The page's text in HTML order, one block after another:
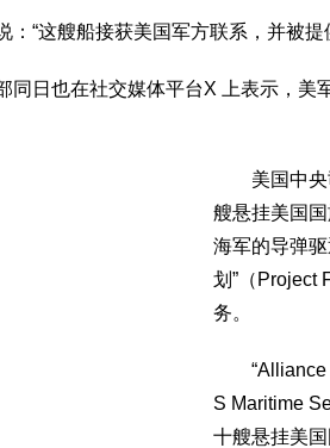
“这艘船接获美国军方联系，并被提
日也在社交媒体平台X 上表示，美
美国中央司
艘悬挂美国
海军的导弹
划”（Project
务。
“Alliance
S Maritime
十艘悬挂美